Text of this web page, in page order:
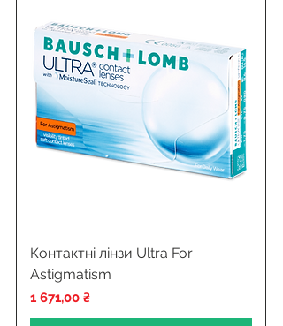
Контактні лінзи Ultra For
Astigmatism
Ціна
1 671,00 ₴